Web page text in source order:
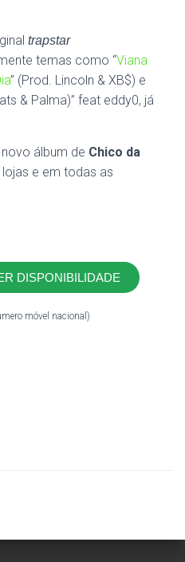
trapstar
temas como “Viana
” (Prod. Lincoln & XB$) e
& Palma)” feat eddy0, já
novo álbum de Chico da
e em todas as
DISPONIBILIDADE
móvel nacional)